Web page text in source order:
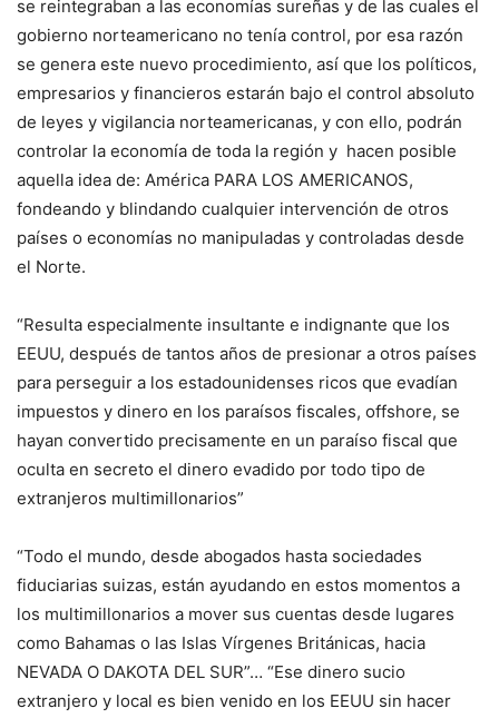
se reintegraban a las economías sureñas y de las cuales el
gobierno norteamericano no tenía control, por esa razón
se genera este nuevo procedimiento, así que los políticos,
empresarios y financieros estarán bajo el control absoluto
de leyes y vigilancia norteamericanas, y con ello, podrán
controlar la economía de toda la región y hacen posible
aquella idea de: América PARA LOS AMERICANOS,
fondeando y blindando cualquier intervención de otros
países o economías no manipuladas y controladas desde
el Norte.
“Resulta especialmente insultante e indignante que los
EEUU, después de tantos años de presionar a otros países
para perseguir a los estadounidenses ricos que evadían
impuestos y dinero en los paraísos fiscales, offshore, se
hayan convertido precisamente en un paraíso fiscal que
oculta en secreto el dinero evadido por todo tipo de
extranjeros multimillonarios”
“Todo el mundo, desde abogados hasta sociedades
fiduciarias suizas, están ayudando en estos momentos a
los multimillonarios a mover sus cuentas desde lugares
como Bahamas o las Islas Vírgenes Británicas, hacia
NEVADA O DAKOTA DEL SUR”… “Ese dinero sucio
extranjero y local es bien venido en los EEUU sin hacer